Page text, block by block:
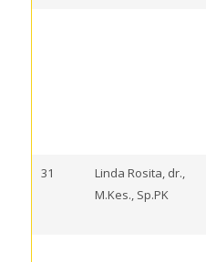
31
Linda Rosita, dr.,
M.Kes., Sp.PK